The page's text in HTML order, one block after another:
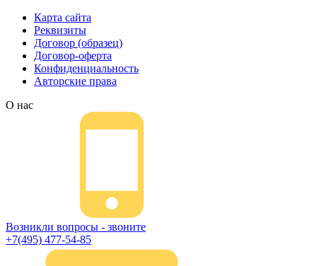
Карта сайта
Реквизиты
Договор (образец)
Договор-оферта
Конфиденциальность
Авторские права
О нас
Возникли вопросы - звоните
+7(495) 477-54-85